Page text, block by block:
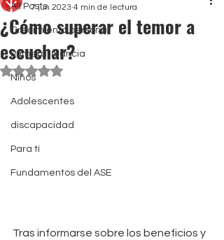
All Posts
Crecimiento personal
Primera Infancia
Niños
Adolescentes
discapacidad
Para tí
Fundamentos del ASE
¿Cómo superar el temor a
escuchar?
7 jun 2023 4 min de lectura
Obtuvo NaN de 5 estrellas.
Tras informarse sobre los beneficios y